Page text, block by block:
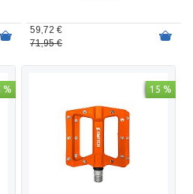
59,72 €
71,95 €
% 15 %